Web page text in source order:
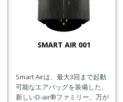
SMART AIR 001
Smart Airは、最大3回まで起動
可能なエアバッグを装備した、
新しいD-air®ファミリー。万が